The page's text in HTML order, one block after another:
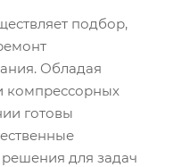
подбор,
Обладая
компрессорных
готовы
для задач